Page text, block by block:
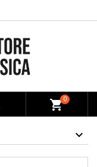
shopping_cart0